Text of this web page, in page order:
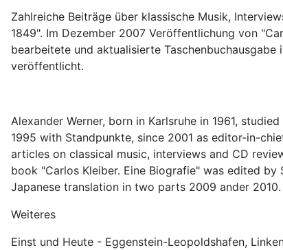
Zahlreiche Beiträge über klassische Musik,
1849". Im Dezember 2007 Veröffentlichung von
bearbeitete und aktualisierte
veröffentlicht.
Alexander Werner, born in Karlsruhe in 1961,
1995 with Standpunkte, since 2001 as editor-in-
articles on classical music, interviews and CD
book "Carlos Kleiber. Eine Biografie" was edited
Japanese translation in two parts 2009 ander 2010.
Weiteres
Einst und Heute - Eggenstein-Leopoldshafen,